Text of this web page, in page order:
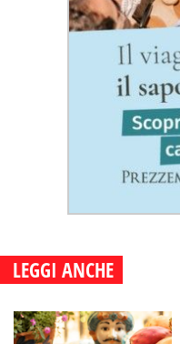
LEGGI ANCHE